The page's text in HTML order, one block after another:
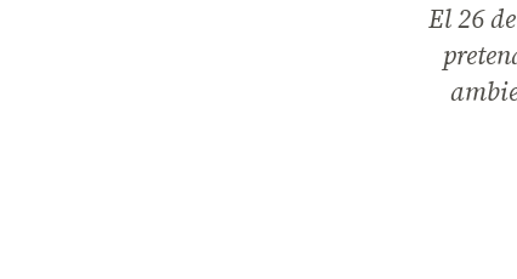
El 26